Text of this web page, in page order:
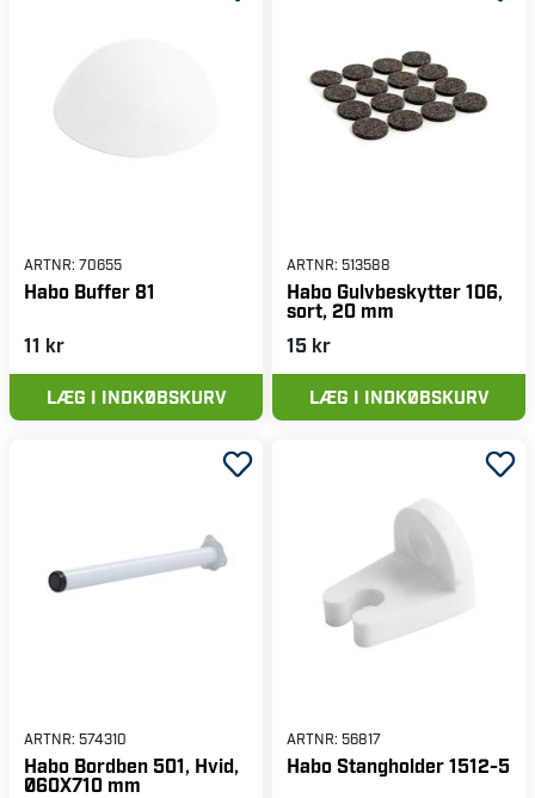
ARTNR: 70655
Habo Buffer 81
11 kr
LÆG I INDKØBSKURV
ARTNR: 513588
Habo Gulvbeskytter 106,
sort, 20 mm
15 kr
LÆG I INDKØBSKURV
ARTNR: 574310
Habo Bordben 501, Hvid,
Ø60X710 mm
ARTNR: 56817
Habo Stangholder 1512-5